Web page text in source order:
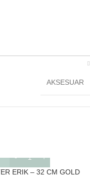
AKSESUAR
ERIK – 32 CM GOLD